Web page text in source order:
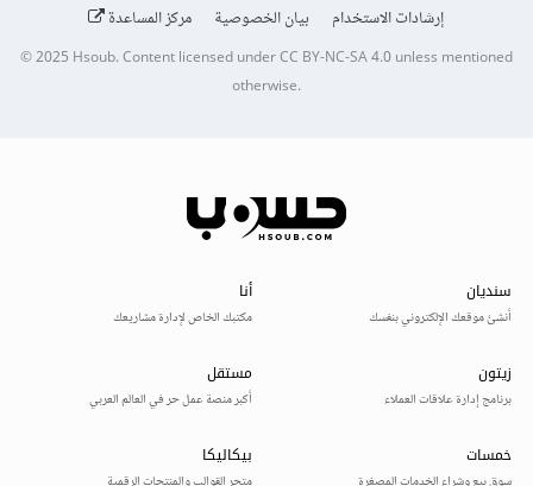
إرشادات الاستخدام
بيان الخصوصية مركز المساعدة
© 2025Hsoub.Content licensed underCC BY-NC-SA 4.0unless mentioned
otherwise.